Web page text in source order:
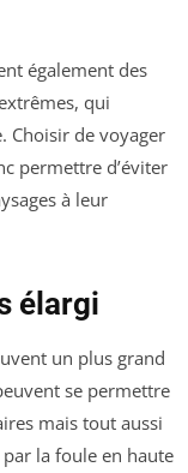
également des
qui
Choisir de voyager
permettre d’éviter
à leur
élargi
un plus grand
se permettre
mais tout aussi
la foule en haute